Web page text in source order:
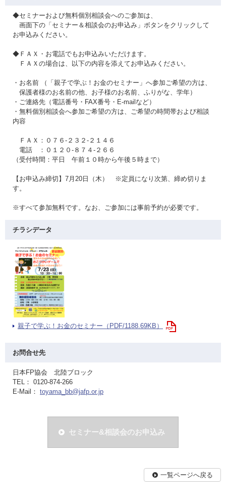
◆セミナーおよび無料個別相談会へのご参加は、
画面下の「セミナー＆相談会のお申込み」ボタンをクリックして
お申込みください。
◆ＦＡＸ・お電話でもお申込みいただけます。
ＦＡＸの場合は、以下の内容を添えてお申込みください。
・お名前 （「親子で学ぶ！お金のセミナー」へ参加ご希望の方は、
保護者様のお名前の他、お子様のお名前、ふりがな、学年）
・ご連絡先（電話番号・FAX番号・E-mailなど）
・無料個別相談会へ参加ご希望の方は、ご希望の時間帯および相談
内容
ＦＡＸ：０７６-２３２-２１４６
電話 ：０１２０-８７４-２６６
（受付時間：平日 午前１０時から午後５時まで）
【お申込み締切】7月20日（木） ※定員になり次第、締め切りま
す。
※すべて参加無料です。なお、ご参加には事前予約が必要です。
チラシデータ
親子で学ぶ！お金のセミナー（PDF/1188.69KB）
お問合せ先
日本FP協会 北陸ブロック
TEL： 0120-874-266
E-Mail： toyama_bb@jafp.or.jp
セミナー&相談会のお申込み
一覧ページへ戻る